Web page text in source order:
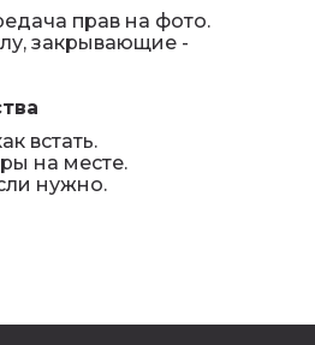
прав на фото.
закрывающие -
встать.
на месте.
нужно.